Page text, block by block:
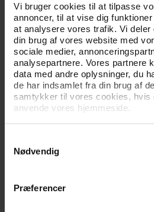
Vi bruger cookies til at tilpasse
annoncer, til at vise dig
at analysere vores trafik. Vi deler
din brug af vores website med
sociale medier,
analysepartnere. Vores partnere
data med andre oplysninger, du
de har indsamlet fra din brug af
samtykker til vores cookies,
anvende vores hjemmeside.
Nødvendig
Præferencer
NYHED
NEXT UP LYNGBY